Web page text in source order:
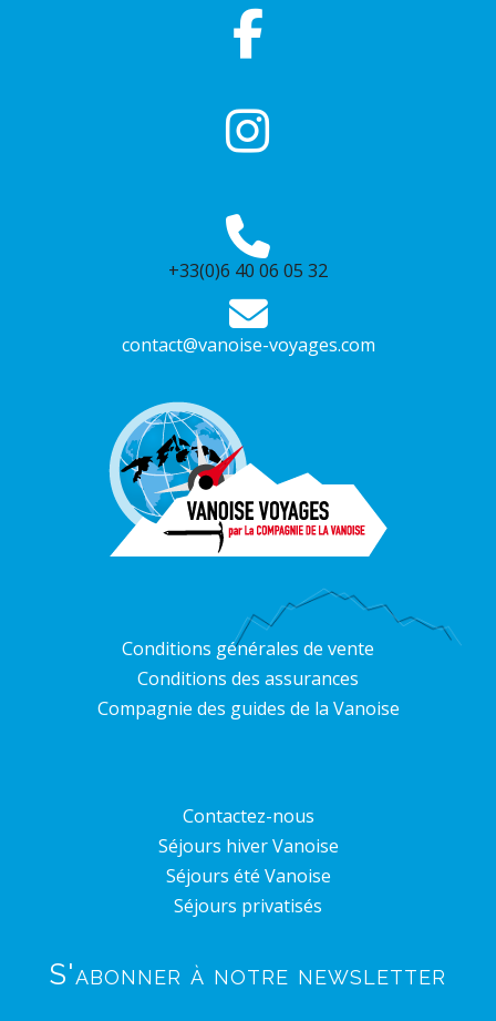
+33(0)6 40 06 05 32
contact@vanoise-voyages.com
Conditions générales de vente
Conditions des assurances
Compagnie des guides de la Vanoise
Contactez-nous
Séjours hiver Vanoise
Séjours été Vanoise
Séjours privatisés
S'abonner à notre newsletter